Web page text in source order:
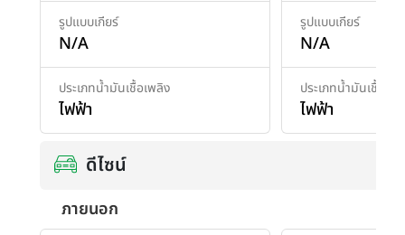
รูปแบบเกียร์
N/A
ประเภทน้ำมันเชื้อเพลิง
ไฟฟ้า
รูปแบบเกียร์
N/A
ประเภทน้ำมันเชื้อเพ
ไฟฟ้า
ดีไซน์
ภายนอก